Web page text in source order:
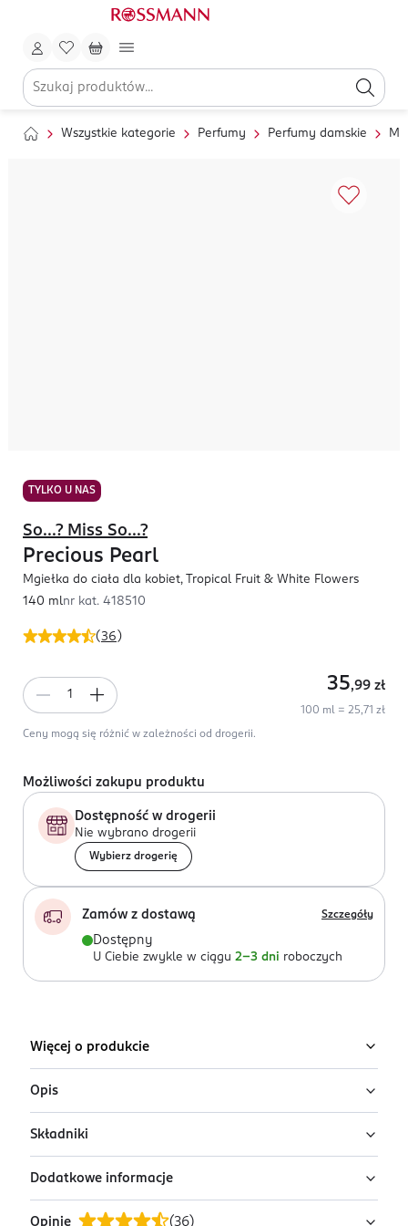
Wszystkie kategorie Perfumy Perfumy damskie
TYLKO U NAS
(36 )
So...? Miss So...?
Precious Pearl
Mgiełka do ciała dla kobiet, Tropical Fruit & White Flowers
140 mlnr kat. 418510
35,99 zł
100 ml = 25,71 zł
Ceny mogą się różnić w zależności od drogerii.
Możliwości zakupu produktu
Dostępność w drogerii
Nie wybrano drogerii
Wybierz drogerię
Zamów z dostawą Szczegóły
Dostępny
U Ciebie zwykle w ciągu 2-3 dni roboczych
Więcej o produkcie
Opis
Mgiełka perfumowana
tropikalna mieszanka mandarynki, ananasa i kokosa
łączy się w nucie serca z jaśminem i białymi kwiatami.
Pyszne nuty gourmand, na bazie karmelu i wanilii,
Składniki
Ingredients: Alcohol Denat., Aqua ( Water, eau), Parfum
(Fragrance), Propylene Glycol ( propylene glycolique ) ,
Dodatkowe informacje
Opinie (36)